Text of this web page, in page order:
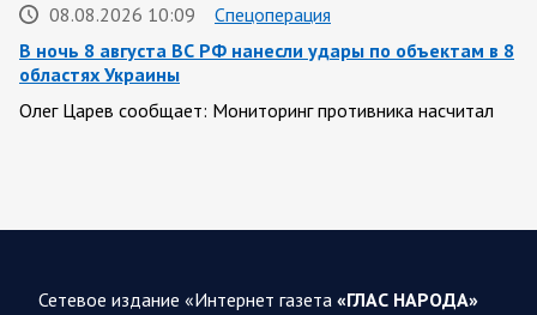
08.08.2026 10:09
Спецоперация
В ночь 8 августа ВС РФ нанесли удары по объектам в 8
областях Украины
Олег Царев сообщает: Мониторинг противника насчитал
08.08.2026 10:05
Спецоперация
397 украинских БПЛА сбито ПВО ночью над 15 субъектами
Сетевое издание «Интернет газета «ГЛАС НАРОДА»